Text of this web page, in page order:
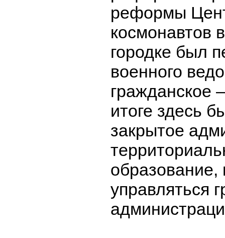
реформы
космонавтов
городке был
военного
гражданское
итоге здесь
закрытое
образование,
управляться